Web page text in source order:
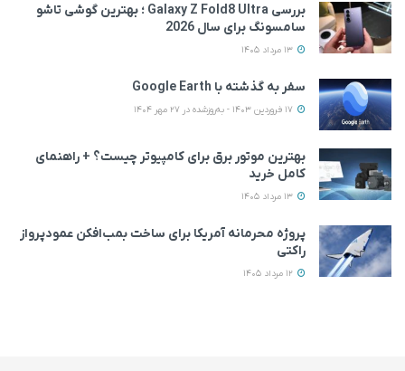
بررسی Galaxy Z Fold8 Ultra ؛ بهترین گوشی تاشو
سامسونگ برای سال 2026
سفر به گذشته با Google Earth
بهترین موتور برق برای کامپیوتر چیست؟ + راهنمای
کامل خرید
پروژه محرمانه آمریکا برای ساخت بمب‌افکن عمودپرواز
راکتی